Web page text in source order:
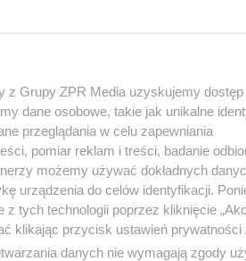
z Grupy ZPR Media uzyskujemy dostęp
dane osobowe, takie jak unikalne
przeglądania w celu zapewniania
pomiar reklam i treści, badanie
możemy używać dokładnych
urządzenia do celów identyfikacji.
tych technologii poprzez kliknięcie
klikając przycisk ustawień prywatności
danych nie wymagają zgody